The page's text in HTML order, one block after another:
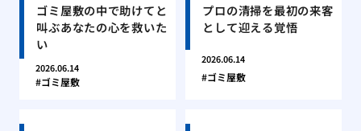
ゴミ屋敷の中で助けてと
叫ぶあなたの心を救いた
い
2026.06.14
ゴミ屋敷
プロの清掃を最初の来客
として迎える覚悟
2026.06.14
ゴミ屋敷